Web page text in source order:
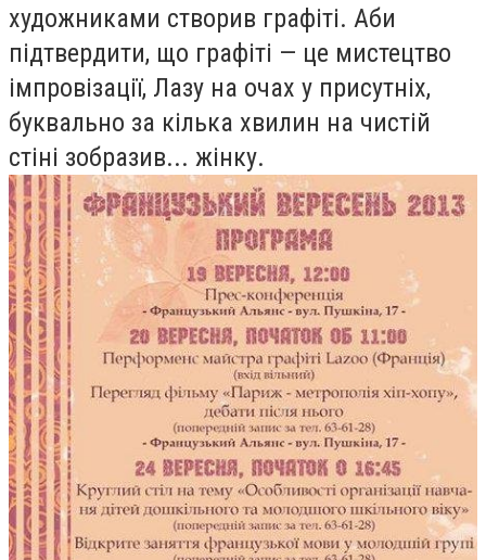
художниками створив графіті. Аби
підтвердити, що графіті — це мистецтво
імпровізації, Лазу на очах у присутніх,
буквально за кілька хвилин на чистій
стіні зобразив... жінку.